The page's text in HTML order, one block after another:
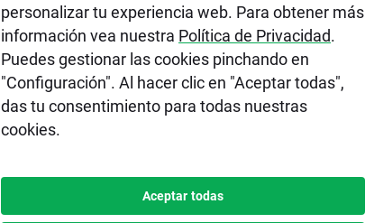
personalizar tu experiencia web. Para obtener más
información vea nuestra Política de Privacidad.
Puedes gestionar las cookies pinchando en
"Configuración". Al hacer clic en "Aceptar todas",
das tu consentimiento para todas nuestras
cookies.
Aceptar todas